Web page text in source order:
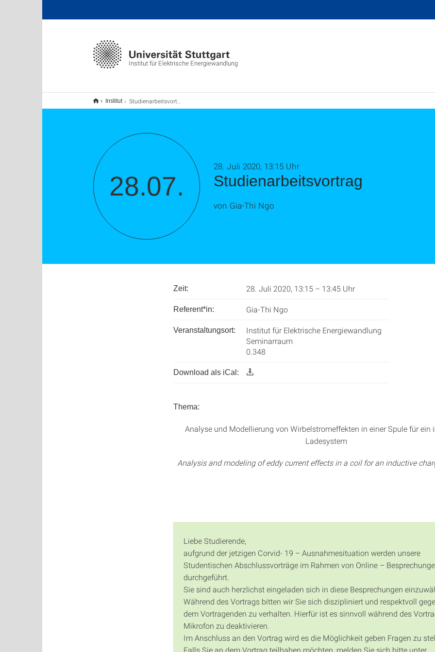
Institut für Elektrische Energiewandlung
Institut Studienarbeitsvortrag
28.07. Studienarbeitsvortrag
28. Juli 2020, 13:15 Uhr
von Gia-Thi Ngo
Zeit: 28. Juli 2020, 13:15 – 13:45 Uhr
Referent*in: Gia-Thi Ngo
Veranstaltungsort:
Institut für Elektrische Energiewandlung
Seminarraum
0.348
Download als iCal:
Thema:
Analyse und Modellierung von Wirbelstromeffekten in einer Spule für ein
Ladesystem
Analysis and modeling of eddy current effects in a coil for an inductive
Liebe Studierende,
aufgrund der jetzigen Corvid- 19 – Ausnahmesituation werden unsere
Studentischen Abschlussvorträge im Rahmen von Online –
durchgeführt.
Sie sind auch herzlichst eingeladen sich in diese Besprechungen
Während des Vortrags bitten wir Sie sich diszipliniert und respektvoll
dem Vortragenden zu verhalten. Hierfür ist es sinnvoll während des
Mikrofon zu deaktivieren.
Im Anschluss an den Vortrag wird es die Möglichkeit geben Fragen zu
Falls Sie an dem Vortrag teilhaben möchten, melden Sie sich bitte unter